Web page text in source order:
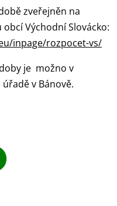
zveřejněn na
Východní Slovácko:
inpage/rozpocet-vs/
je možno v
v Bánově.